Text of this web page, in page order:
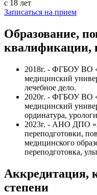
с 18 лет
Записаться на прием
Образование,
квалификации,
2018г. - ФГБОУ ВО
медицинский
лечебное дело.
2020г. - ФГБОУ ВО
медицинский
ординатура,
2023г. - АНО ДПО
переподготовки,
медицинского
переподготовка,
Аккредитация,
степени